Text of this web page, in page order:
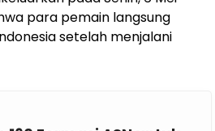
para pemain langsung
setelah menjalani